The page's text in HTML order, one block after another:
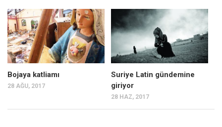
Bojaya katliamı
28 AĞU, 2017
Suriye Latin gündemine
giriyor
28 HAZ, 2017